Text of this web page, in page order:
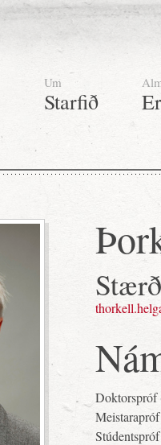
Um
Starfið
Doktorspróf